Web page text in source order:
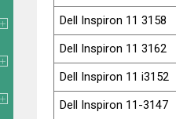
Dell Inspiron 11 3158
Dell Inspiron 11 3162
Dell Inspiron 11 i3152
Dell Inspiron 11-3147